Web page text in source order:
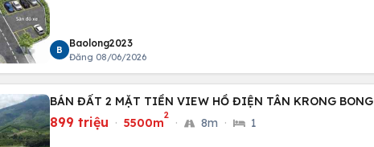
B
Baolong2023
Đăng 08/06/2026
BÁN ĐẤT 2 MẶT TIỀN VIEW HỒ ĐIỆN TÂN KRONG BONG
899 triệu · 5500m
2
· 8m · 1